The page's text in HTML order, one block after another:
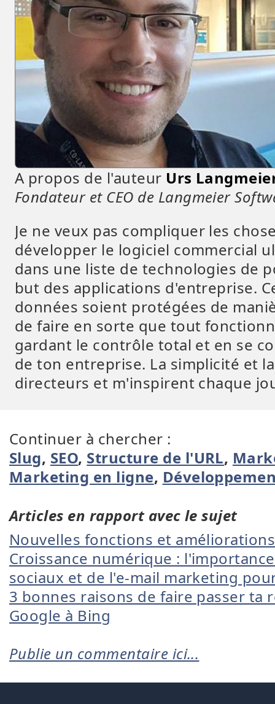
A propos de l'auteur Urs
Fondateur et CEO de Langmeier
Je ne veux pas compliquer les
développer le logiciel commercial
dans une liste de technologies de
but des applications d'entreprise.
données soient protégées de
de faire en sorte que tout
gardant le contrôle total et en se
de ton entreprise. La simplicité et
directeurs et m'inspirent chaque
Continuer à chercher :
Slug, SEO, Structure de l'URL,
Marketing en ligne,
Articles en rapport avec le sujet
Nouvelles fonctions et
Croissance numérique :
sociaux et de l'e-mail marketing
3 bonnes raisons de faire passer ta
Google à Bing
Publie un commentaire ici...